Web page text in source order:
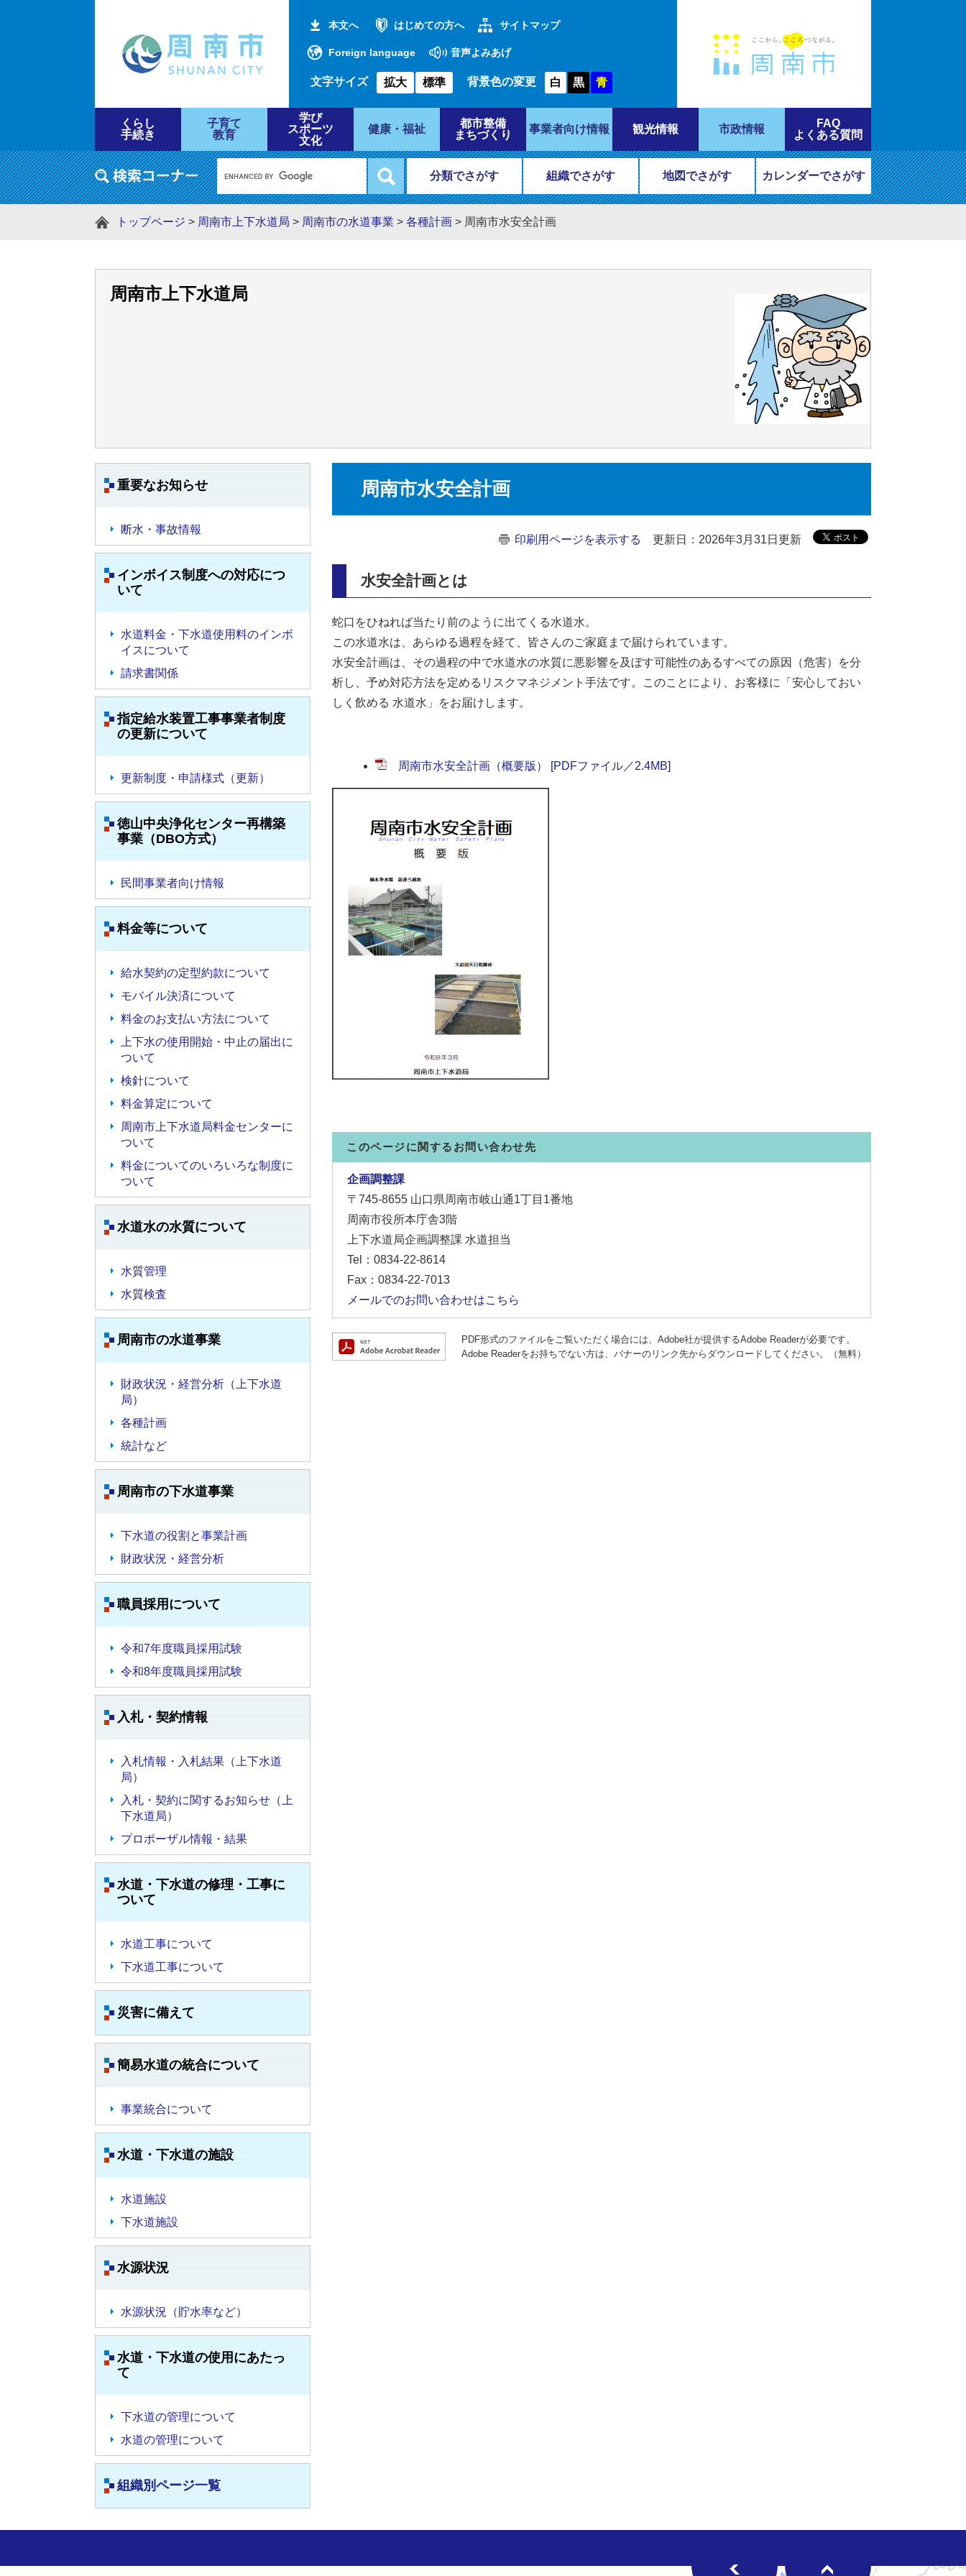
本文へ はじめての方へ サイトマップ
Foreign language 音声よみあげ
文字サイズ 拡大 標準 背景色の変更 白 黒 青
くらし
手続き
子育て
教育
学び
スポーツ
文化
健康・福祉
都市整備
まちづくり
事業者向け情報 観光情報 市政情報
FAQ
よくある質問
分類でさがす 組織でさがす 地図でさがす カレンダーでさがす
トップページ > 周南市上下水道局 > 周南市の水道事業 > 各種計画 > 周南市水安全計画
周南市上下水道局
重要なお知らせ
断水・事故情報
インボイス制度への対応につ
いて
水道料金・下水道使用料のインボ
イスについて
請求書関係
指定給水装置工事事業者制度
の更新について
更新制度・申請様式（更新）
徳山中央浄化センター再構築
事業（DBO方式）
民間事業者向け情報
料金等について
給水契約の定型約款について
モバイル決済について
料金のお支払い方法について
上下水の使用開始・中止の届出に
ついて
検針について
料金算定について
周南市上下水道局料金センターに
ついて
料金についてのいろいろな制度に
ついて
水道水の水質について
水質管理
水質検査
周南市の水道事業
財政状況・経営分析（上下水道
局）
各種計画
統計など
周南市の下水道事業
下水道の役割と事業計画
財政状況・経営分析
職員採用について
令和7年度職員採用試験
令和8年度職員採用試験
入札・契約情報
入札情報・入札結果（上下水道
局）
入札・契約に関するお知らせ（上
下水道局）
プロポーザル情報・結果
水道・下水道の修理・工事に
ついて
水道工事について
下水道工事について
災害に備えて
簡易水道の統合について
事業統合について
水道・下水道の施設
水道施設
下水道施設
水源状況
水源状況（貯水率など）
水道・下水道の使用にあたっ
て
下水道の管理について
水道の管理について
組織別ページ一覧
周南市水安全計画
印刷用ページを表示する 更新日：2026年3月31日更新
水安全計画とは
蛇口をひねれば当たり前のように出てくる水道水。
この水道水は、あらゆる過程を経て、皆さんのご家庭まで届けられています。
水安全計画は、その過程の中で水道水の水質に悪影響を及ぼす可能性のあるすべての原因（危害）を分
析し、予め対応方法を定めるリスクマネジメント手法です。このことにより、お客様に「安心しておい
しく飲める 水道水」をお届けします。
周南市水安全計画（概要版） [PDFファイル／2.4MB]
このページに関するお問い合わせ先
企画調整課
〒745-8655 山口県周南市岐山通1丁目1番地
周南市役所本庁舎3階
上下水道局企画調整課 水道担当
Tel：0834-22-8614
Fax：0834-22-7013
メールでのお問い合わせはこちら
PDF形式のファイルをご覧いただく場合には、Adobe社が提供するAdobe Readerが必要です。
Adobe Readerをお持ちでない方は、バナーのリンク先からダウンロードしてください。（無料）